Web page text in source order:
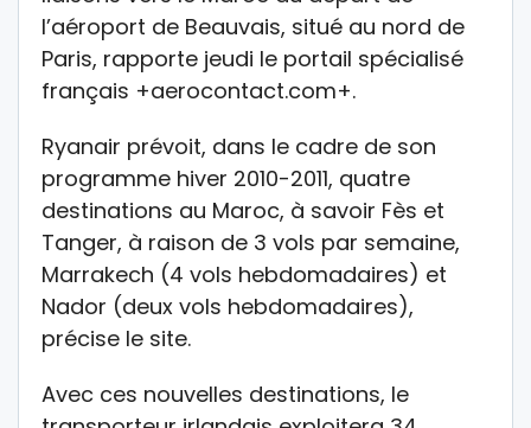
l’aéroport de Beauvais, situé au nord de
Paris, rapporte jeudi le portail spécialisé
français +aerocontact.com+.
Ryanair prévoit, dans le cadre de son
programme hiver 2010-2011, quatre
destinations au Maroc, à savoir Fès et
Tanger, à raison de 3 vols par semaine,
Marrakech (4 vols hebdomadaires) et
Nador (deux vols hebdomadaires),
précise le site.
Avec ces nouvelles destinations, le